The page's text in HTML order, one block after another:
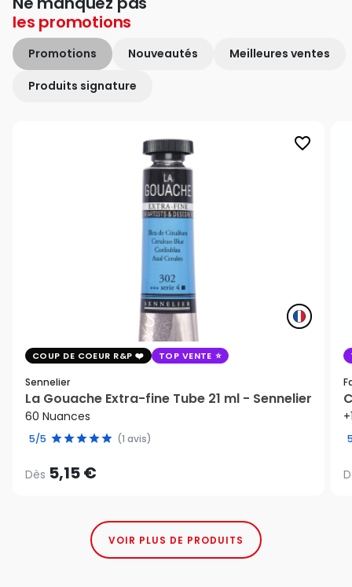
les promotions
Promotions Nouveautés Meilleures ventes
Produits signature
favorite_border
COUP DE COEUR R&P TOP VENTE
Sennelier
La Gouache Extra-fine Tube 21 ml - Sennelier
60 Nuances
5/5 (1 avis)
Dès 5,15 €
VOIR PLUS DE PRODUITS